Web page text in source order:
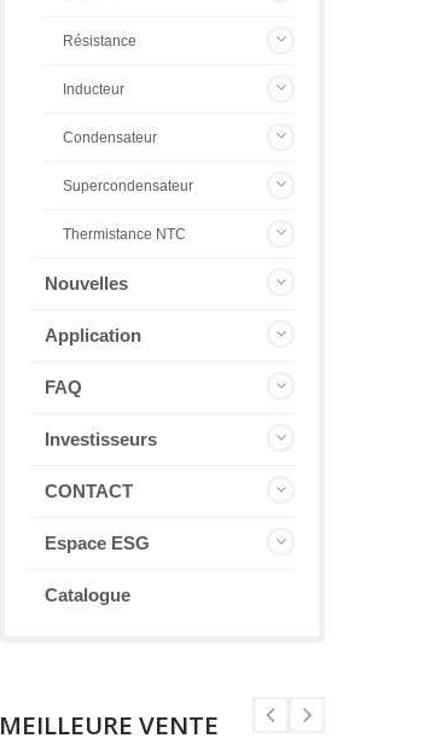
Résistance
Inducteur
Condensateur
Supercondensateur
Thermistance NTC
Nouvelles
Application
FAQ
Investisseurs
CONTACT
Espace ESG
Catalogue
MEILLEURE VENTE